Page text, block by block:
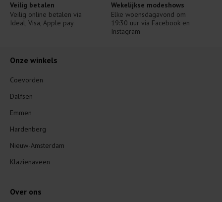
Veilig betalen
Veilig online betalen via
Ideal, Visa, Apple pay
Wekelijkse modeshows
Elke woensdagavond om
19:30 uur via Facebook en
Instagram
Onze winkels
Coevorden
Dalfsen
Emmen
Hardenberg
Nieuw-Amsterdam
Klazienaveen
Over ons